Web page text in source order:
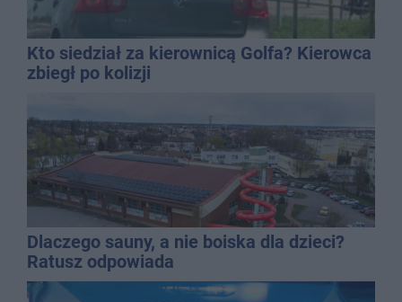
Kto siedział za kierownicą Golfa? Kierowca
zbiegł po kolizji
Dlaczego sauny, a nie boiska dla dzieci?
Ratusz odpowiada